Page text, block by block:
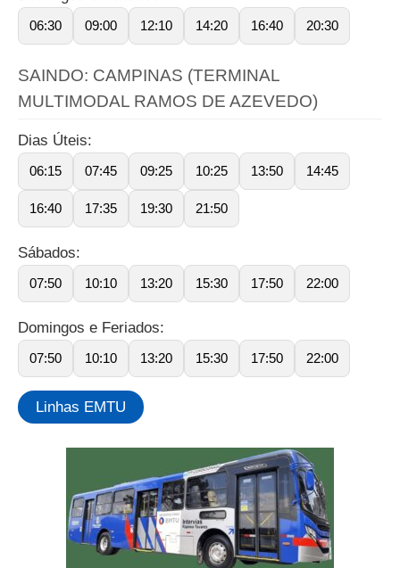
06:30 09:00 12:10 14:20 16:40 20:30
SAINDO: CAMPINAS (TERMINAL
MULTIMODAL RAMOS DE AZEVEDO)
Dias Úteis:
06:15 07:45 09:25 10:25 13:50 14:45
16:40 17:35 19:30 21:50
Sábados:
07:50 10:10 13:20 15:30 17:50 22:00
Domingos e Feriados:
07:50 10:10 13:20 15:30 17:50 22:00
Linhas EMTU